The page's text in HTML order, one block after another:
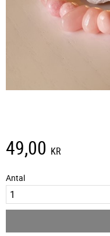
49,00 KR
Antal